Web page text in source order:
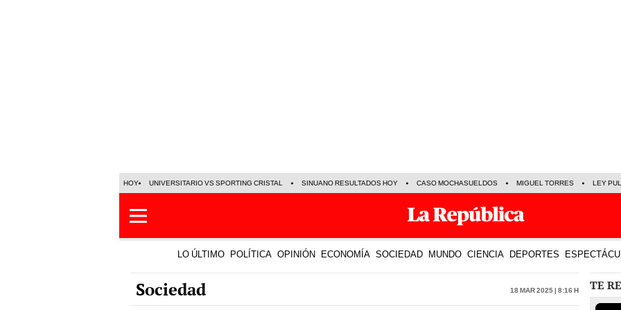
HOY UNIVERSITARIO VS SPORTING CRISTAL SINUANO RESULTADOS HOY CASO MOCHASUELDOS MIGUEL TORRES LEY
LO ÚLTIMO POLÍTICA OPINIÓN ECONOMÍA SOCIEDAD MUNDO CIENCIA DEPORTES
Sociedad 18 Mar 2025 | 8:16 h TE